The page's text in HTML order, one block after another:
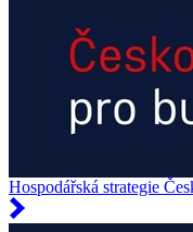
Hospodářská strategie